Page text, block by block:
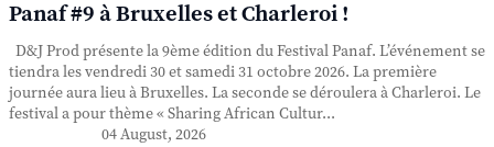
Panaf #9 à Bruxelles et Charleroi !
D&J Prod présente la 9ème édition du Festival Panaf. L’événement se
tiendra les vendredi 30 et samedi 31 octobre 2026. La première
journée aura lieu à Bruxelles. La seconde se déroulera à Charleroi. Le
festival a pour thème « Sharing African Cultur...
04 August, 2026